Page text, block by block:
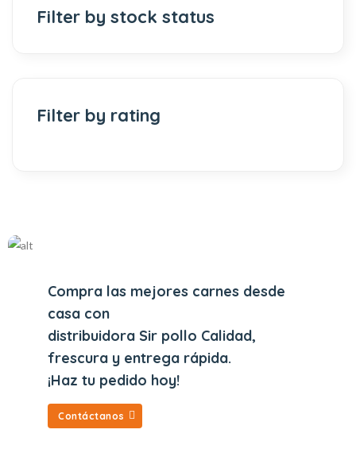
Filter by stock status
Filter by rating
Compra las mejores carnes desde
casa con
distribuidora Sir pollo Calidad,
frescura y entrega rápida.
¡Haz tu pedido hoy!
Contáctanos